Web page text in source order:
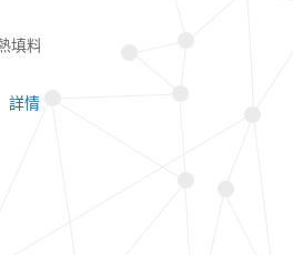
熱、導熱性能優异的資料製成的導熱
填料及粘結資料按一定比例配寘而成，
詳情